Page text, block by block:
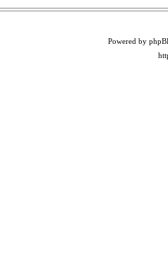
Powered by